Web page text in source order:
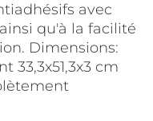
avec
qu'à la facilité
Dimensions:
33,3x51,3x3 cm